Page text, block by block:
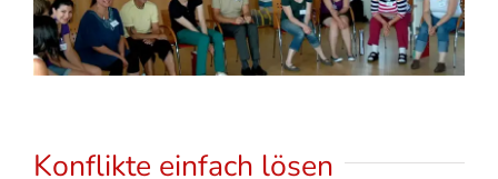
Konflikte einfach lösen